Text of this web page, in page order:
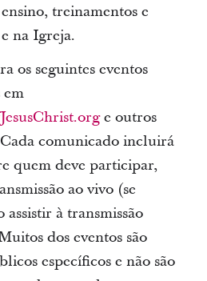
treinamentos e
na Igreja.
os seguintes eventos
em
e outros
comunicado incluirá
quem deve participar,
ao vivo (se
à transmissão
dos eventos são
específicos e não são